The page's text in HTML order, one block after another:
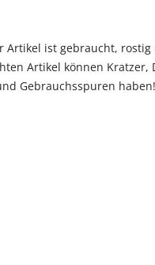
Artikel ist gebraucht, rostig
Artikel können Kratzer,
Gebrauchsspuren